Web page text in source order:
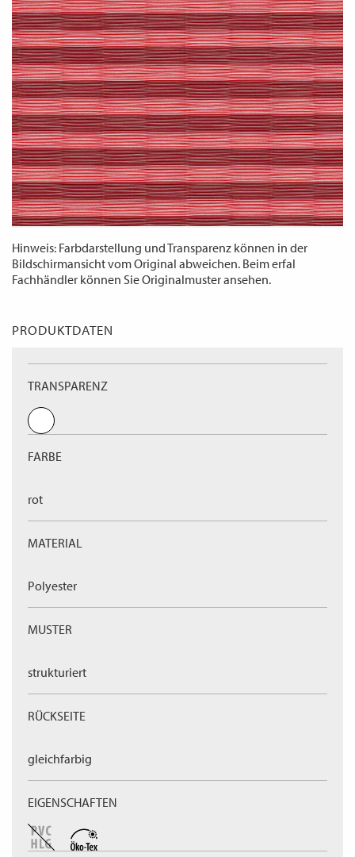
WECHSELN
DE
Hinweis: Farbdarstellung und Transparenz können in der
Bildschirmansicht vom Original abweichen. Beim erfal
Fachhändler können Sie Originalmuster ansehen.
PRODUKTDATEN
TRANSPARENZ
FARBE
rot
MATERIAL
Polyester
MUSTER
strukturiert
RÜCKSEITE
gleichfarbig
EIGENSCHAFTEN